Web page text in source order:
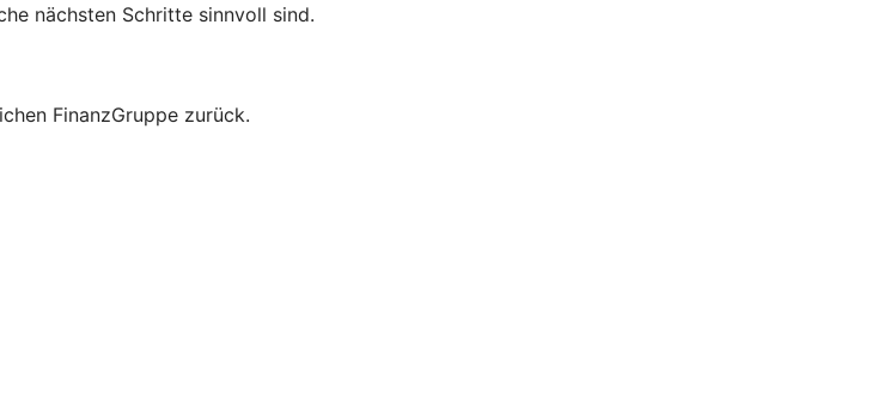
nächsten Schritte sinnvoll sind.
FinanzGruppe zurück.